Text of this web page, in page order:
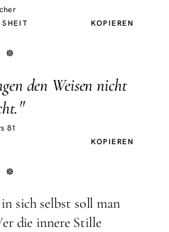
KOPIEREN
den Weisen nicht
"
81
KOPIEREN
sich selbst soll man
die innere Stille